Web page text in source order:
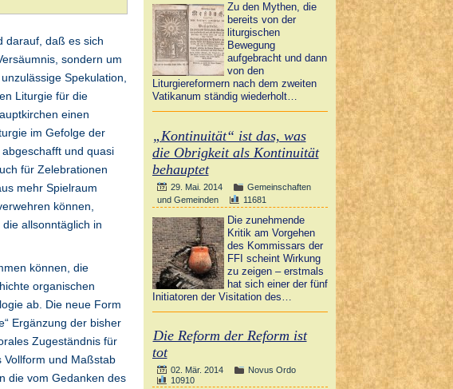
darauf, daß es sich
sondern um
Spekulation,
Liturgie für die
einen
im Gefolge der
und quasi
für Zelebrationen
mehr Spielraum
können,
allsonntäglich in
können, die
organischen
ab. Die neue Form
Ergänzung der bisher
Zugeständnis für
Vollform und Maßstab
die vom Gedanken des
Zu den Mythen, die
bereits von der
liturgischen
Bewegung
aufgebracht und dann
von den
Liturgiereformern nach dem zweiten
Vatikanum ständig wiederholt…
„Kontinuität“ ist das, was
die Obrigkeit als Kontinuität
behauptet
29. Mai. 2014
Gemeinschaften
und Gemeinden
11681
Die zunehmende
Kritik am Vorgehen
des Kommissars der
FFI scheint Wirkung
zu zeigen – erstmals
hat sich einer der fünf
Initiatoren der Visitation des…
Die Reform der Reform ist
tot
02. Mär. 2014
Novus Ordo
10910